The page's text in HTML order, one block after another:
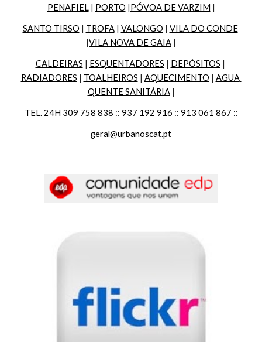
PENAFIEL | PORTO |PÓVOA DE VARZIM |
SANTO TIRSO | TROFA | VALONGO | VILA DO CONDE
|VILA NOVA DE GAIA |
CALDEIRAS | ESQUENTADORES | DEPÓSITOS
RADIADORES | TOALHEIROS | AQUECIMENTO | AGUA
QUENTE SANITÁRIA |
TEL. 24H 309 758 838 :: 937 192 916 :: 913 061 867 ::
geral@urbanoscat.pt